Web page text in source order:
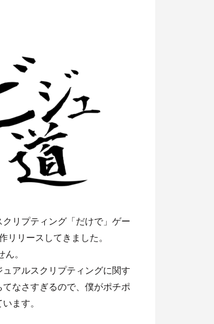
クリプティング「だけで」ゲー
リリースしてきました。
。
ュアルスクリプティングに関す
てなさすぎるので、僕がポチポ
ます。